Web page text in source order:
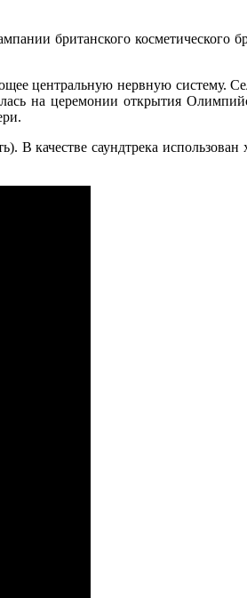
британского косметического
центральную нервную систему.
на церемонии открытия
В качестве саундтрека